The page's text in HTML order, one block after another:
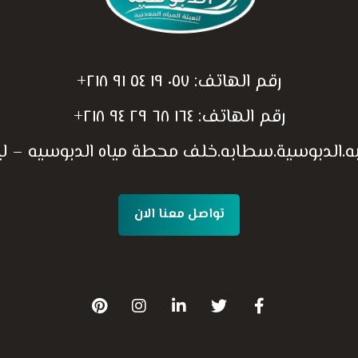
رقم الهاتف: ٠٥٧ ١٩ ٥٤ ٩١ ٢١٨+
رقم الهاتف:١٦٤ ٦٨ ٢٩ ٩٤ ٢١٨+
محطة مياه الدبوسيه –
تواصل معنا الان